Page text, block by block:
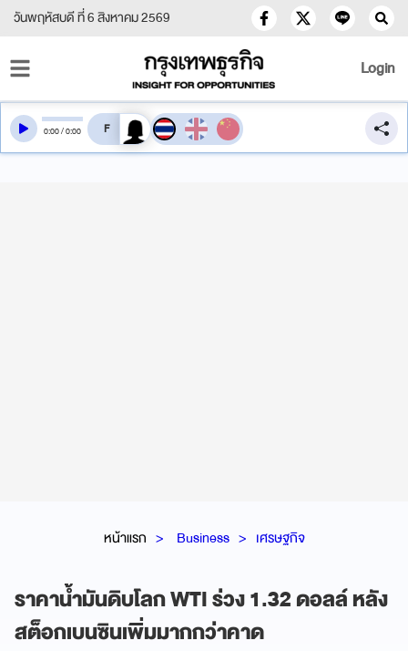
วันพฤหัสบดี ที่ 6 สิงหาคม 2569
Login
หน้าแรก Business เศรษฐกิจ
ราคาน้ำมันดิบโลก WTI ร่วง 1.32 ดอลล์ หลัง
สต็อกเบนซินเพิ่มมากกว่าคาด
0:00/0:00 สลับเสียงอ่าน